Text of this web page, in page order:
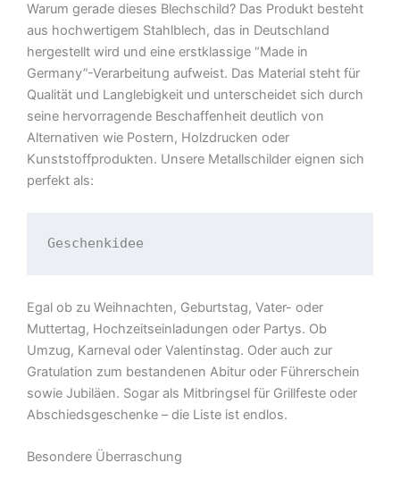
Warum gerade dieses Blechschild? Das Produkt besteht
aus hochwertigem Stahlblech, das in Deutschland
hergestellt wird und eine erstklassige “Made in
Germany”-Verarbeitung aufweist. Das Material steht für
Qualität und Langlebigkeit und unterscheidet sich durch
seine hervorragende Beschaffenheit deutlich von
Alternativen wie Postern, Holzdrucken oder
Kunststoffprodukten. Unsere Metallschilder eignen sich
perfekt als:
Geschenkidee
Egal ob zu Weihnachten, Geburtstag, Vater- oder
Muttertag, Hochzeitseinladungen oder Partys. Ob
Umzug, Karneval oder Valentinstag. Oder auch zur
Gratulation zum bestandenen Abitur oder Führerschein
sowie Jubiläen. Sogar als Mitbringsel für Grillfeste oder
Abschiedsgeschenke – die Liste ist endlos.
Besondere Überraschung